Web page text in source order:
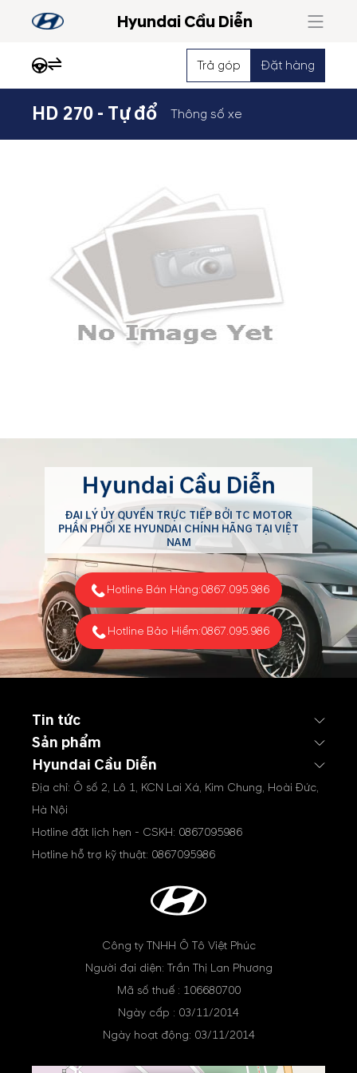
Hyundai Cầu Diễn
Trả góp Đặt hàng
HD 270 - Tự đổ Thông số xe
Hyundai Cầu Diễn
ĐẠI LÝ ỦY QUYỀN TRỰC TIẾP BỞI TC MOTOR
PHÂN PHỐI XE HYUNDAI CHÍNH HÃNG TẠI VIỆT
NAM
Hotline Bán Hàng:0867.095.986
Hotline Bảo Hiểm:0867.095.986
Tin tức
Sản phẩm
Hyundai Cầu Diễn
Địa chỉ: Ô số 2, Lô 1, KCN Lai Xá, Kim Chung, Hoài Đức,
Hà Nội
Hotline đặt lịch hẹn - CSKH: 0867095986
Hotline hỗ trợ kỹ thuật: 0867095986
Công ty TNHH Ô Tô Việt Phúc
Người đại diện: Trần Thị Lan Phương
Mã số thuế : 106680700
Ngày cấp : 03/11/2014
Ngày hoạt động: 03/11/2014